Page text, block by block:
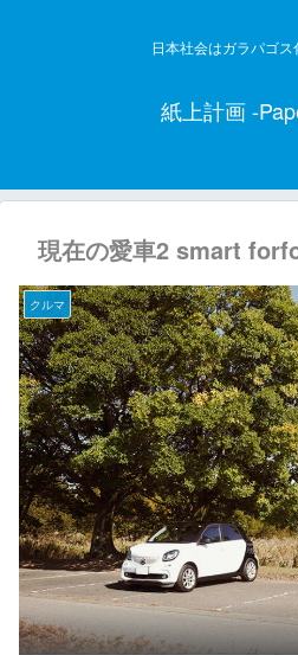
日本社会はガラパゴス
紙上計画 -
現在の愛車2 smart
クルマ